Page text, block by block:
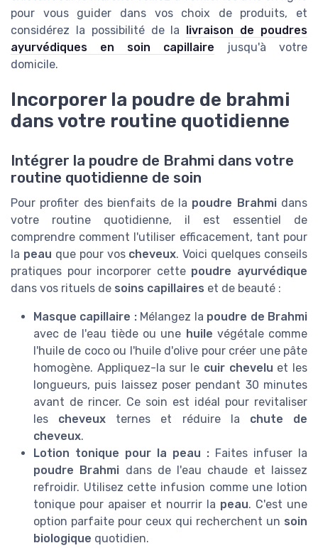
pour vous guider dans vos choix de produits, et
considérez la possibilité de la livraison de poudres
ayurvédiques en soin capillaire jusqu'à votre
domicile.
Incorporer la poudre de brahmi
dans votre routine quotidienne
Intégrer la poudre de Brahmi dans votre
routine quotidienne de soin
Pour profiter des bienfaits de la poudre Brahmidans
votre routine quotidienne, il est essentiel de
comprendre comment l'utiliser efficacement, tant pour
la peau que pour vos cheveux. Voici quelques conseils
pratiques pour incorporer cette poudre ayurvédique
dans vos rituels de soins capillaires et de beauté :
Masque capillaire :Mélangez la poudre de Brahmi
avec de l'eau tiède ou une huile végétale comme
l'huile de coco ou l'huile d'olive pour créer une pâte
homogène. Appliquez-la sur le cuir chevelu et les
longueurs, puis laissez poser pendant 30 minutes
avant de rincer. Ce soin est idéal pour revitaliser
les cheveux ternes et réduire la chute de
cheveux.
Lotion tonique pour la peau : Faites infuser la
poudre Brahmi dans de l'eau chaude et laissez
refroidir. Utilisez cette infusion comme une lotion
tonique pour apaiser et nourrir la peau. C'est une
option parfaite pour ceux qui recherchent un soin
biologique quotidien.